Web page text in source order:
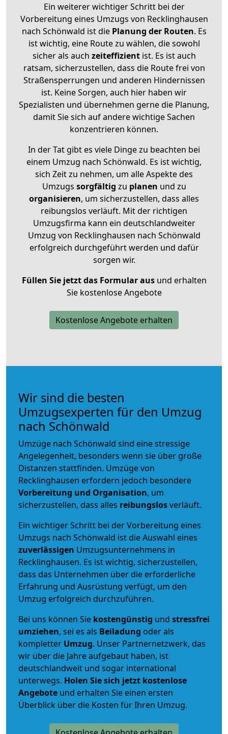
Ein weiterer wichtiger Schritt bei der
Vorbereitung eines Umzugs von Recklinghausen
nach Schönwald ist diePlanung der Routen. Es
ist wichtig, eine Route zu wählen, die sowohl
sicher als auch zeiteffizientist. Es ist auch
ratsam, sicherzustellen, dass die Route frei von
Straßensperrungen und anderen Hindernissen
ist. Keine Sorgen, auch hier haben wir
Spezialisten und übernehmen gerne die Planung,
damit Sie sich auf andere wichtige Sachen
konzentrieren können.
In der Tat gibt es viele Dinge zu beachten bei
einem Umzug nach Schönwald. Es ist wichtig,
sich Zeit zu nehmen, um alle Aspekte des
Umzugs sorgfältig zu planen und zu
organisieren, um sicherzustellen, dass alles
reibungslos verläuft. Mit der richtigen
Umzugsfirma kann ein deutschlandweiter
Umzug von Recklinghausen nach Schönwald
erfolgreich durchgeführt werden und dafür
sorgen wir.
Füllen Sie jetzt das Formular ausund erhalten
Sie kostenlose Angebote
Kostenlose Angebote erhalten
Wir sind die besten
Umzugsexperten für den Umzug
nach Schönwald
Umzüge nach Schönwald sind eine stressige
Angelegenheit, besonders wenn sie über große
Distanzen stattfinden. Umzüge von
Recklinghausen erfordern jedoch besondere
Vorbereitung und Organisation, um
sicherzustellen, dass alles reibungslosverläuft.
Ein wichtiger Schritt bei der Vorbereitung eines
Umzugs nach Schönwald ist die Auswahl eines
zuverlässigen Umzugsunternehmens in
Recklinghausen. Es ist wichtig, sicherzustellen,
dass das Unternehmen über die erforderliche
Erfahrung und Ausrüstung verfügt, um den
Umzug erfolgreich durchzuführen.
Bei uns können Sie kostengünstig und stressfrei
umziehen, sei es als Beiladung oder als
kompletter Umzug. Unser Partnernetzwerk, das
wir über die Jahre aufgebaut haben, ist
deutschlandweit und sogar international
unterwegs. Holen Sie sich jetzt kostenlose
Angebote und erhalten Sie einen ersten
Überblick über die Kosten für Ihren Umzug.